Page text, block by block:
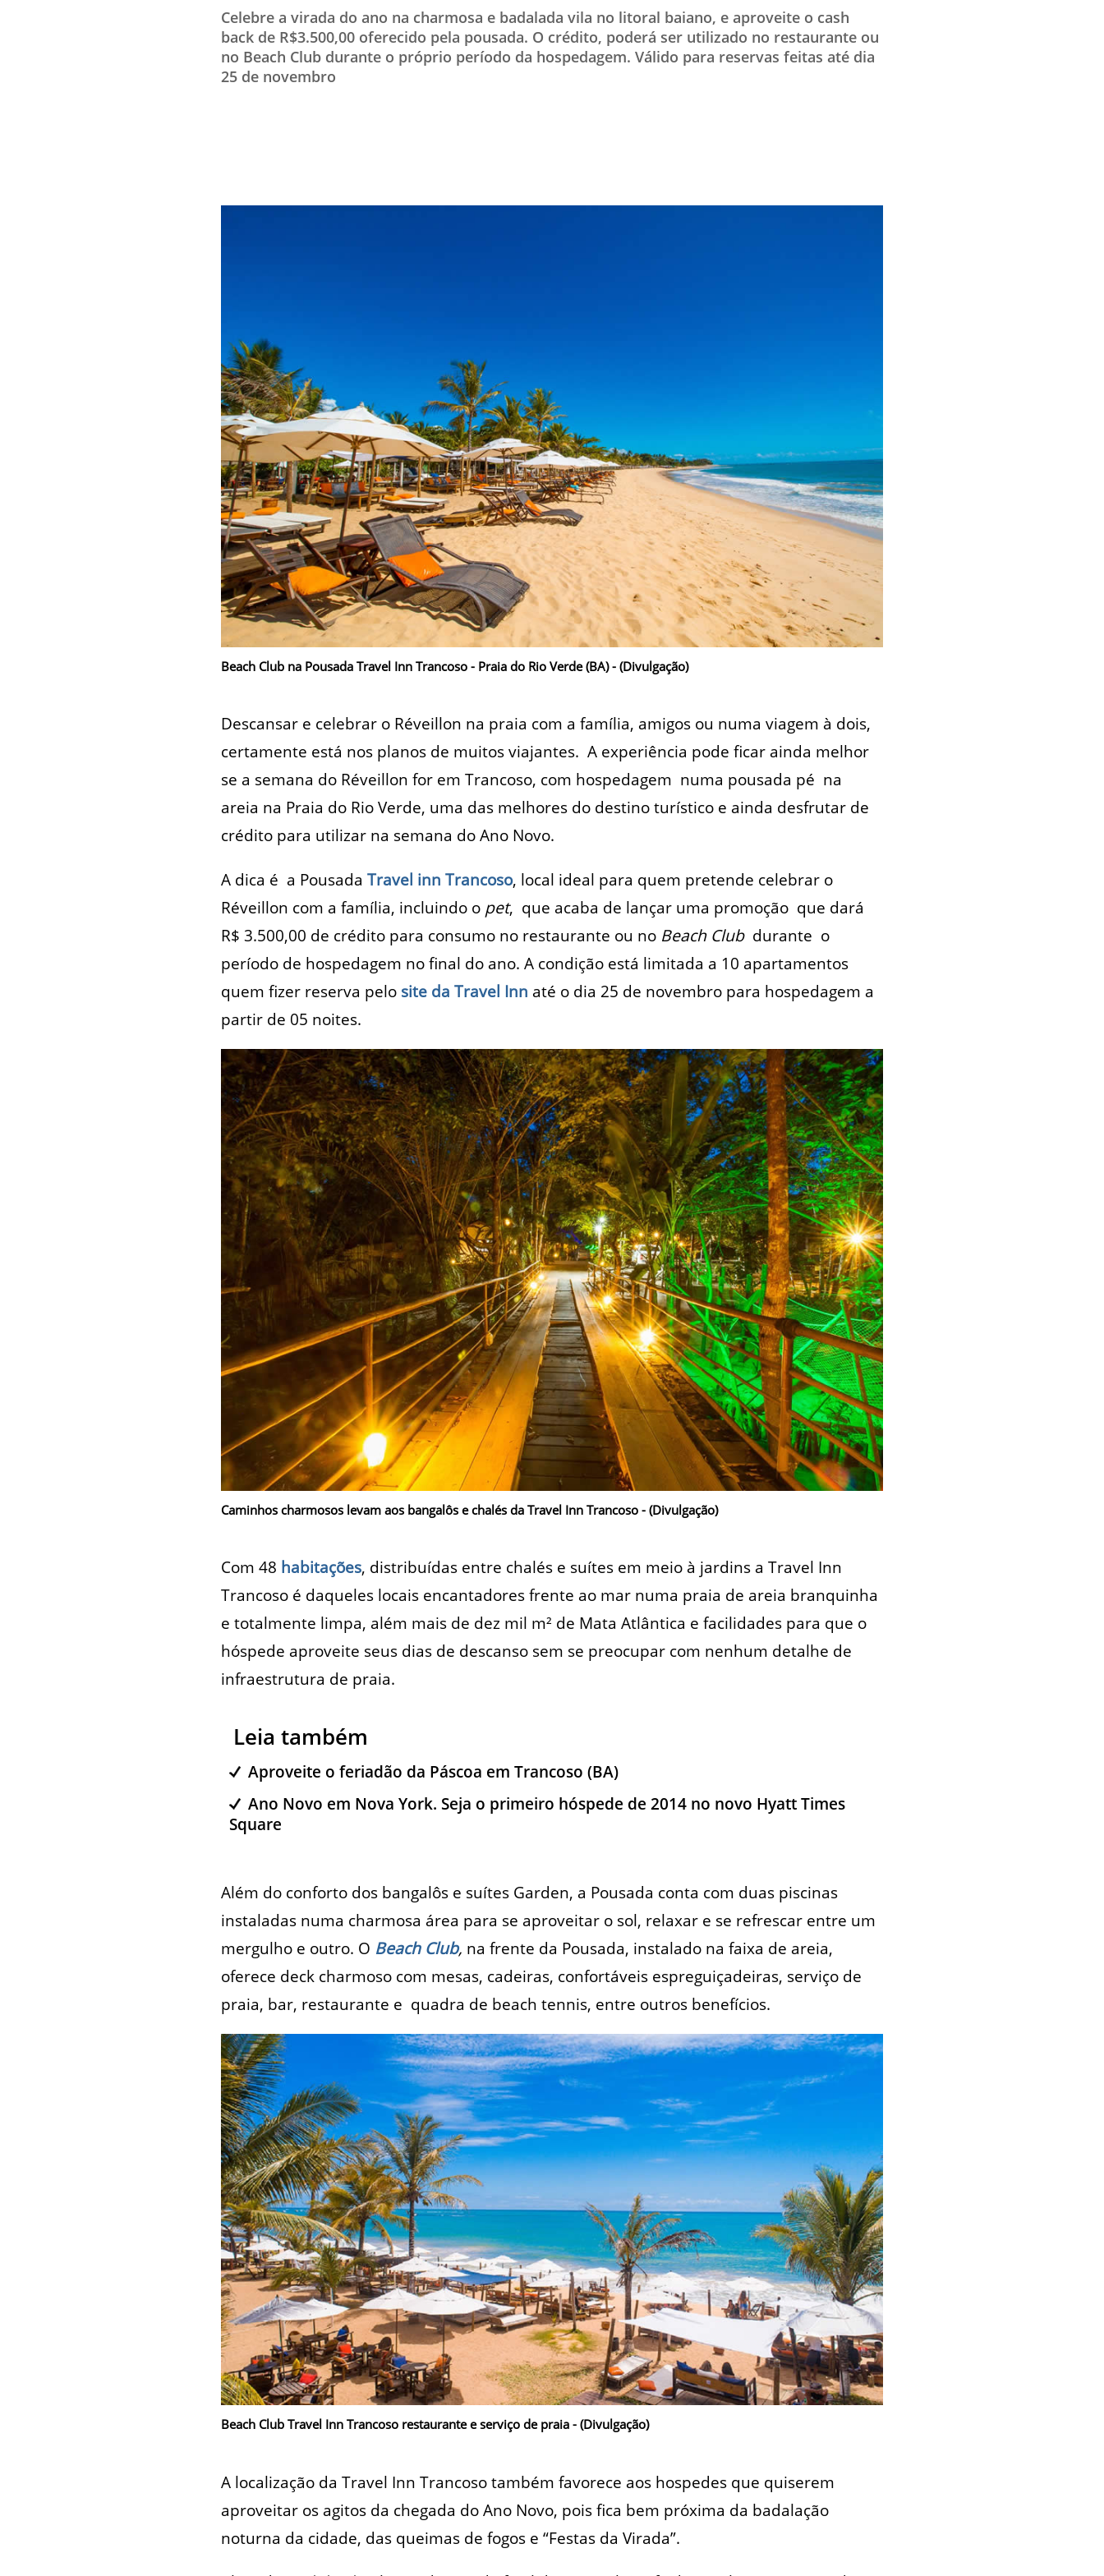
TESTADO E APROVADO
ÚLTIMAS NOTÍCIAS
Celebre a virada do ano na charmosa e badalada vila no litoral baiano, e aproveite o cash
back de R$3.500,00 oferecido pela pousada. O crédito, poderá ser utilizado no restaurante ou
no Beach Club durante o próprio período da hospedagem. Válido para reservas feitas até dia
25 de novembro
Beach Club na Pousada Travel Inn Trancoso - Praia do Rio Verde (BA) - (Divulgação)
Descansar e celebrar o Réveillon na praia com a família, amigos ou numa viagem à dois,
certamente está nos planos de muitos viajantes. A experiência pode ficar ainda melhor
se a semana do Réveillon for em Trancoso, com hospedagem numa pousada pé na
areia na Praia do Rio Verde, uma das melhores do destino turístico e ainda desfrutar de
crédito para utilizar na semana do Ano Novo.
A dica é a Pousada Travel inn Trancoso, local ideal para quem pretende celebrar o
Réveillon com a família, incluindo o pet, que acaba de lançar uma promoção que dará
R$ 3.500,00 de crédito para consumo no restaurante ou no Beach Clubdurante o
período de hospedagem no final do ano. A condição está limitada a 10 apartamentos
quem fizer reserva pelo site da Travel Inn até o dia 25 de novembro para hospedagem a
partir de 05 noites.
Caminhos charmosos levam aos bangalôs e chalés da Travel Inn Trancoso - (Divulgação)
Com 48 habitações, distribuídas entre chalés e suítes em meio à jardins a Travel Inn
Trancoso é daqueles locais encantadores frente ao mar numa praia de areia branquinha
e totalmente limpa, além mais de dez mil m² de Mata Atlântica e facilidades para que o
hóspede aproveite seus dias de descanso sem se preocupar com nenhum detalhe de
infraestrutura de praia.
Leia também
Aproveite o feriadão da Páscoa em Trancoso (BA)
Ano Novo em Nova York. Seja o primeiro hóspede de 2014 no novo Hyatt Times
Square
Além do conforto dos bangalôs e suítes Garden, a Pousada conta com duas piscinas
instaladas numa charmosa área para se aproveitar o sol, relaxar e se refrescar entre um
mergulho e outro. O Beach Club, na frente da Pousada, instalado na faixa de areia,
oferece deck charmoso com mesas, cadeiras, confortáveis espreguiçadeiras, serviço de
praia, bar, restaurante e quadra de beach tennis, entre outros benefícios.
Beach Club Travel Inn Trancoso restaurante e serviço de praia - (Divulgação)
A localização da Travel Inn Trancoso também favorece aos hospedes que quiserem
aproveitar os agitos da chegada do Ano Novo, pois fica bem próxima da badalação
noturna da cidade, das queimas de fogos e “Festas da Virada”.